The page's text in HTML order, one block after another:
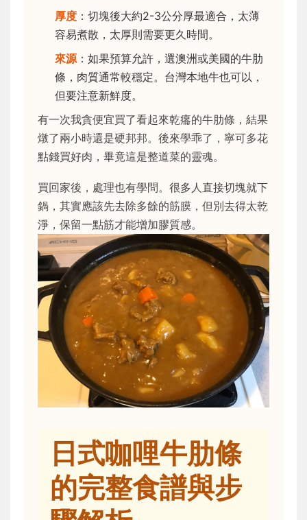
厚度 ：切塊後大約2-3公分厚最適合，太薄
容易煮散，太厚則需要更久時間。
來源：如果預算允許，選澳洲或美國的牛肋
條，肉質通常較穩定。台灣本地牛也可以，
但要注意新鮮度。
有一次我貪便宜買了看起來乾癟的牛肋條，結果
燉了兩小時還是硬邦邦。後來學乖了，寧可多花
點錢買好肉，畢竟這是整道菜的靈魂。
買回家後，處理也有學問。很多人直接切塊就下
鍋，其實應該先去除多餘的筋膜，但別去得太乾
淨，保留一點筋才能增加膠質感。
日式咖哩牛肋條
的完整食譜與步